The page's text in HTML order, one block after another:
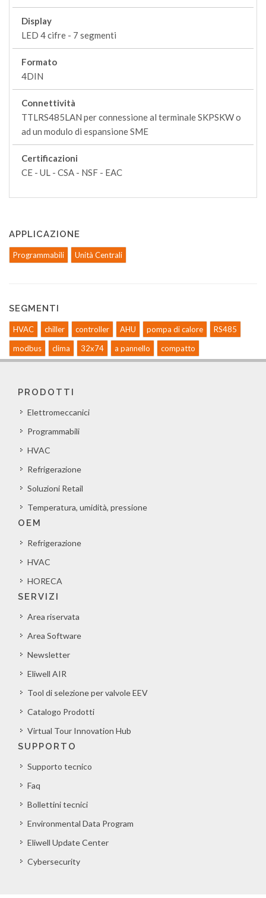
Display
LED 4 cifre - 7 segmenti
Formato
4DIN
Connettività
TTLRS485LAN per connessione al terminale SKPSKW o
ad un modulo di espansione SME
Certificazioni
CE - UL - CSA - NSF - EAC
APPLICAZIONE
Programmabili Unità Centrali
SEGMENTI
HVAC chiller controller AHU pompa di calore
RS485
modbus
clima 32x74 a pannello compatto
PRODOTTI
Elettromeccanici
Programmabili
HVAC
Refrigerazione
Soluzioni Retail
Temperatura, umidità, pressione
OEM
Refrigerazione
HVAC
HORECA
SERVIZI
Area riservata
Area Software
Newsletter
Eliwell AIR
Tool di selezione per valvole EEV
Catalogo Prodotti
Virtual Tour Innovation Hub
SUPPORTO
Supporto tecnico
Faq
Bollettini tecnici
Environmental Data Program
Eliwell Update Center
Cybersecurity